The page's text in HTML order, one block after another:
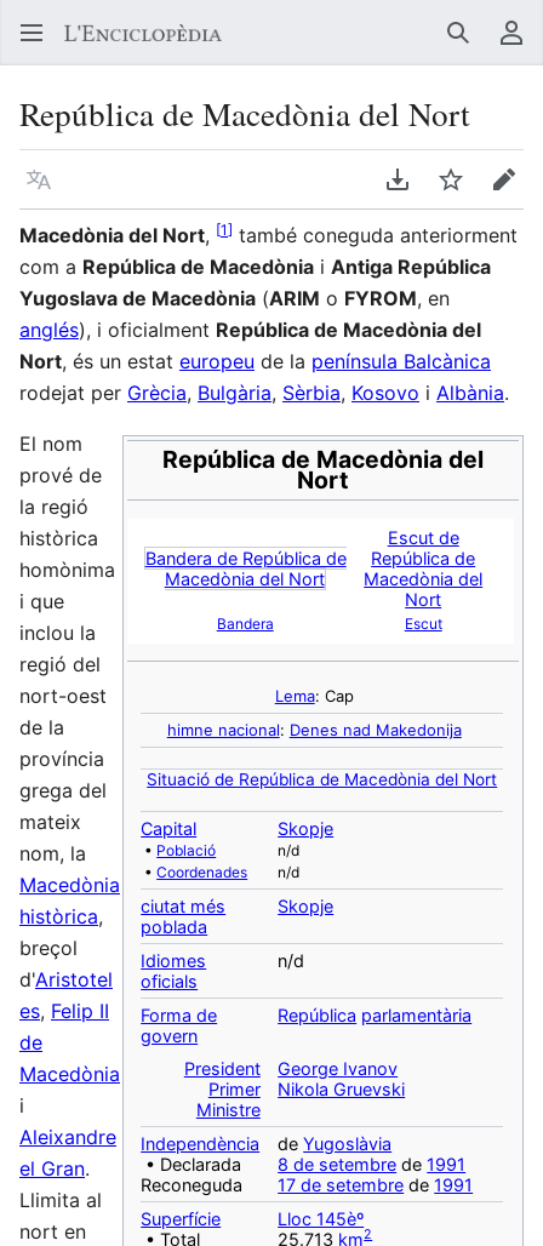
Buscar
República de Macedònia del Nort
Llegir en un atre idioma Descarregar en
Vigilar
Macedònia del Nort, [1] també coneguda anteriorment
com a República de Macedònia i Antiga República
Yugoslava de Macedònia (ARIM o FYROM, en
anglés), i oficialment República de Macedònia del
Nort, és un estat europeu de la península Balcànica
rodejat per Grècia, Bulgària, Sèrbia, Kosovo i Albània.
República de Macedònia del
Nort
Bandera de República de
Macedònia del Nort
Escut de
República de
Macedònia del
Nort
Bandera Escut
Lema: Cap
himne nacional: Denes nad Makedonija
Situació de República de Macedònia del Nort
Capital
• Població
•Coordenades
Skopje
n/d
n/d
ciutat més
poblada
Skopje
Idiomes
oficials
n/d
Forma de
govern
República parlamentària
President
Primer
Ministre
George Ivanov
Nikola Gruevski
Independència
• Declarada
Reconeguda
deYugoslàvia
8 de setembre de1991
17 de setembre de1991
Superfície
• Total
Lloc 145èº
25.713 km2
El nom
prové de
la regió
històrica
homònima
i que
inclou la
regió del
nort-oest
de la
província
grega del
mateix
nom, la
Macedònia
històrica,
breçol
d'Aristotel
es, Felip II
de
Macedònia
i
Aleixandre
el Gran.
Llimita al
nort en